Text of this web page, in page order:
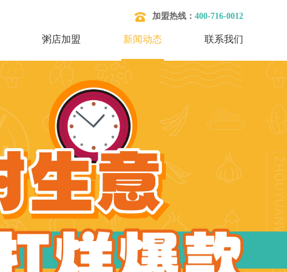
加盟热线： 400-716-0012
粥店加盟 新闻动态 联系我们